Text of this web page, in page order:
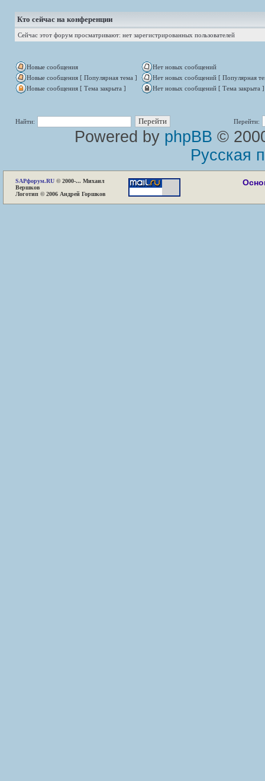
Кто сейчас на конференции
Сейчас этот форум просматривают: нет зарегистрированных пользователей
Новые сообщения
Нет новых сообщений
Новые сообщения [ Популярная тема ]
Нет новых сообщений [ Популярная
Новые сообщения [ Тема закрыта ]
Нет новых сообщений [ Тема закрыта ]
Найти: Перейти:
Powered by phpBB ©
Русская
SAPфорум.RU © 2000-... Михаил
Вершков
Логотип © 2006 Андрей Горшков